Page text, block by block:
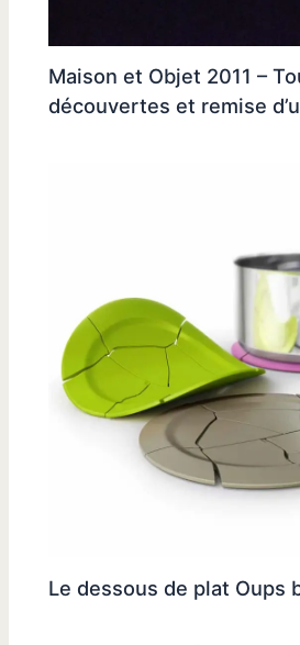
Maison et Objet 2011 –
découvertes et remise
Le dessous de plat Oups